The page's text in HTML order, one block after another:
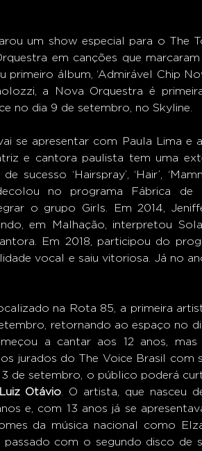
um show especial para o The
em canções que
primeiro álbum, ‘Admirável Chip
a Nova Orquestra é
no dia 9 de setembro, no Skyline.
se apresentar com Paula Lima e
e cantora paulista tem uma
sucesso ‘Hairspray’, ‘Hair’,
no programa Fábrica
o grupo Girls. Em 2014,
em Malhação, interpretou
Em 2018, participou do
vocal e saiu vitoriosa. Já no
na Rota 85, a primeira
retornando ao espaço no
a cantar aos 12 anos,
jurados do The Voice Brasil com
3 de setembro, o público poderá
Luiz Otávio . O artista, que nasceu
e, com 13 anos já se
da música nacional como
com o segundo disco de